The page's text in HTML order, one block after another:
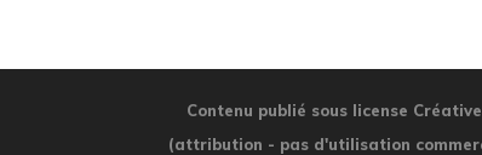
Contenu publié sous license
(attribution - pas d'utilisation